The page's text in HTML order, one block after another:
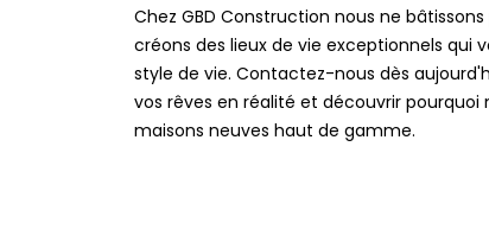
Chez GBD Construction nous ne
créons des lieux de vie exceptionnels
style de vie. Contactez-nous dès
vos rêves en réalité et découvrir pourquoi
maisons neuves haut de gamme.